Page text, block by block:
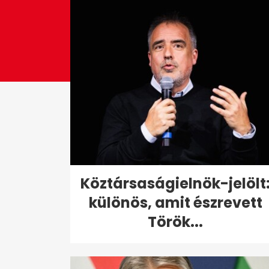
Köztársaságielnök-jelölt:
különös, amit észrevett
Török...